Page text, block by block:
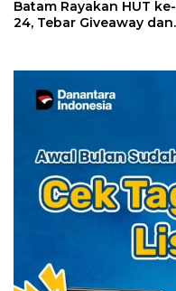
Batam Rayakan HUT ke-
24, Tebar Giveaway dan